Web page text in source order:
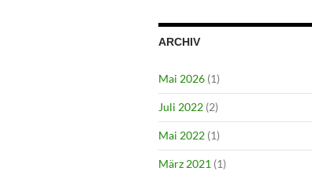
ARCHIV
Mai 2026 (1)
Juli 2022 (2)
Mai 2022 (1)
März 2021 (1)